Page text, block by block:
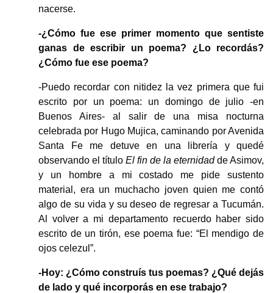
nacerse.
-¿Cómo fue ese primer momento que sentiste
ganas de escribir un poema? ¿Lo recordás?
¿Cómo fue ese poema?
-Puedo recordar con nitidez la vez primera que fui
escrito por un poema: un domingo de julio -en
Buenos Aires- al salir de una misa nocturna
celebrada por Hugo Mujica, caminando por Avenida
Santa Fe me detuve en una librería y quedé
observando el título El fin de la eternidadde Asimov,
y un hombre a mi costado me pide sustento
material, era un muchacho joven quien me contó
algo de su vida y su deseo de regresar a Tucumán.
Al volver a mi departamento recuerdo haber sido
escrito de un tirón, ese poema fue: “El mendigo de
ojos celezul”.
-Hoy: ¿Cómo construís tus poemas? ¿Qué dejás
de lado y qué incorporás en ese trabajo?